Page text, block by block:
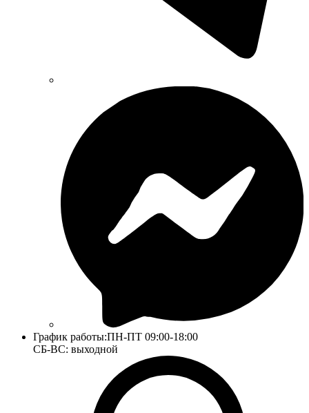
График работы:ПН-ПТ 09:00-18:00
СБ-ВС: выходной